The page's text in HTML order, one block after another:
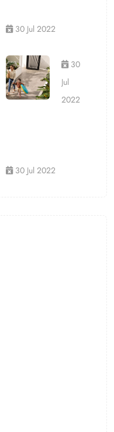
30 Jul 2022
30
Jul
2022
30 Jul 2022